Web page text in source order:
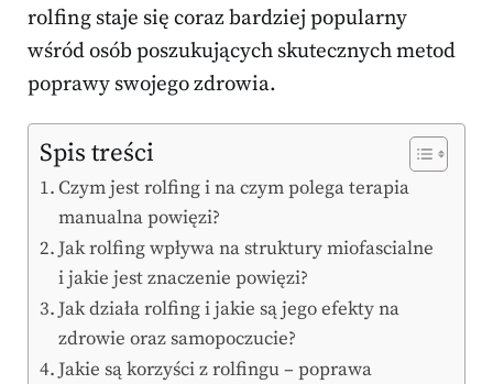
rolfing staje się coraz bardziej popularny
wśród osób poszukujących skutecznych metod
poprawy swojego zdrowia.
Spis treści
Czym jest rolfing i na czym polega terapia
manualna powięzi?
Jak rolfing wpływa na struktury miofascialne
i jakie jest znaczenie powięzi?
Jak działa rolfing i jakie są jego efekty na
zdrowie oraz samopoczucie?
Jakie są korzyści z rolfingu – poprawa